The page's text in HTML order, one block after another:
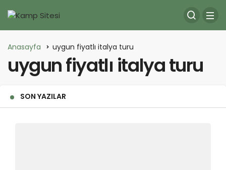
Anasayfa uygun fiyatlı italya turu
uygun fiyatlı italya turu
SON YAZILAR